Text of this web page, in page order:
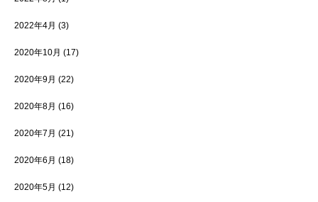
2022年4月 (3)
2020年10月 (17)
2020年9月 (22)
2020年8月 (16)
2020年7月 (21)
2020年6月 (18)
2020年5月 (12)